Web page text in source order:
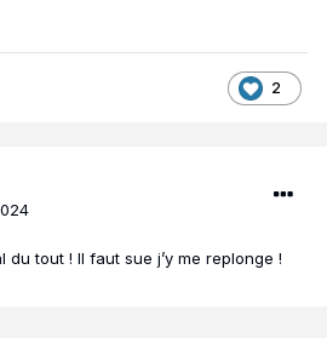
2
tout ! Il faut sue j’y me replonge !